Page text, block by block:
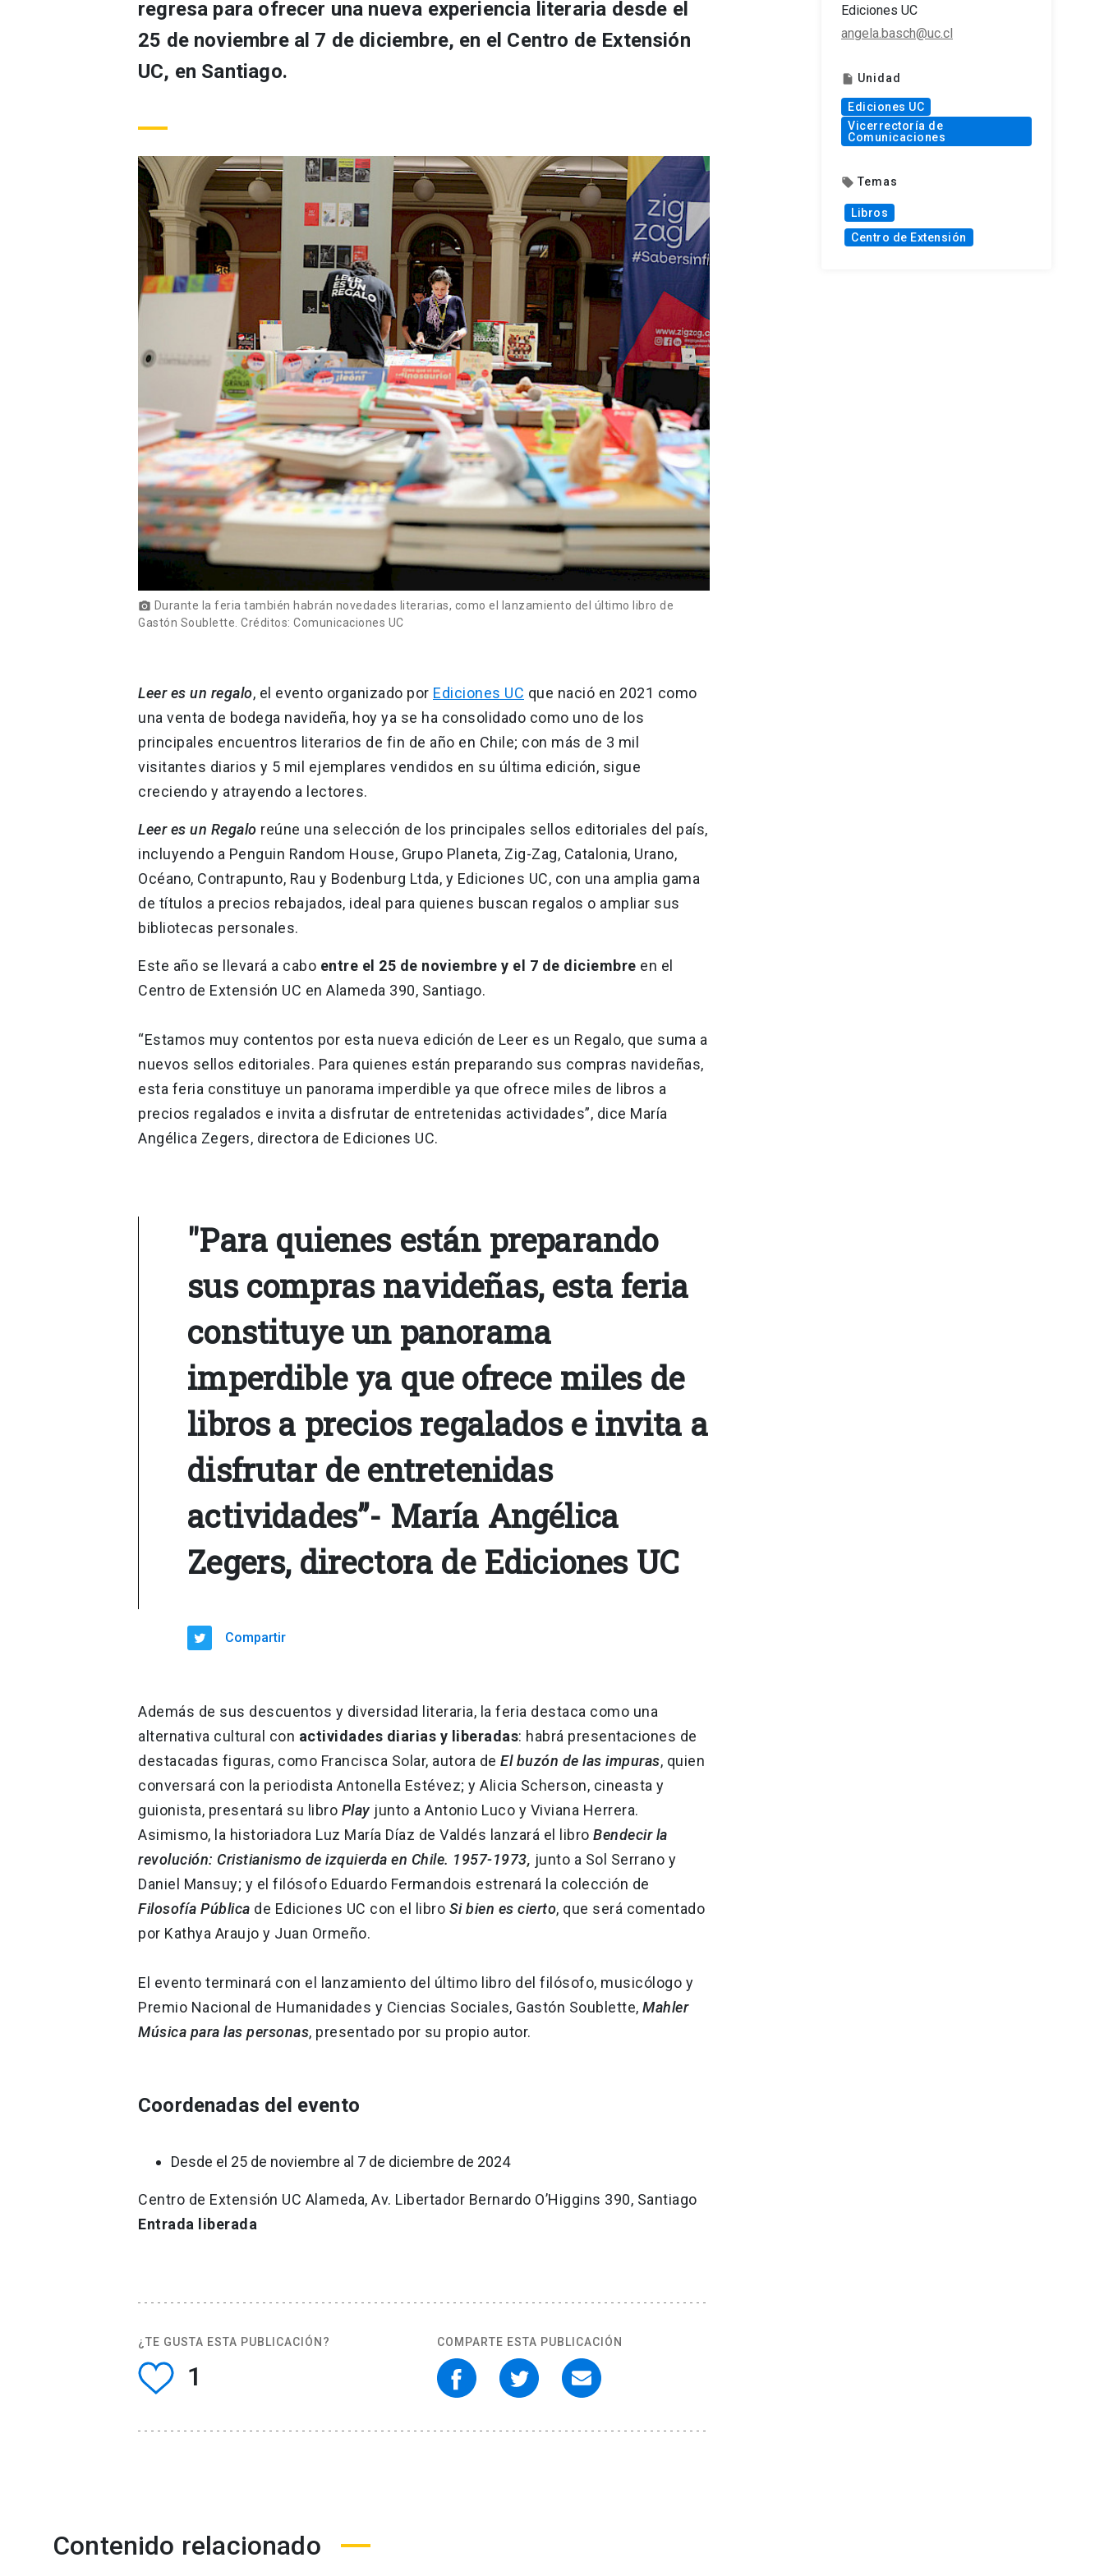
regresa para ofrecer una nueva experiencia literaria desde el
25 de noviembre al 7 de diciembre, en el Centro de Extensión
UC, en Santiago.
photo_camera Durante la feria también habrán novedades literarias, como el lanzamiento del último libro de
Gastón Soublette. Créditos: Comunicaciones UC
Leer es un regalo, el evento organizado por Ediciones UC que nació en 2021 como
una venta de bodega navideña, hoy ya se ha consolidado como uno de los
principales encuentros literarios de fin de año en Chile; con más de 3 mil
visitantes diarios y 5 mil ejemplares vendidos en su última edición, sigue
creciendo y atrayendo a lectores.
Leer es un Regalo reúne una selección de los principales sellos editoriales del país,
incluyendo a Penguin Random House, Grupo Planeta, Zig-Zag, Catalonia, Urano,
Océano, Contrapunto, Rau y Bodenburg Ltda, y Ediciones UC, con una amplia gama
de títulos a precios rebajados, ideal para quienes buscan regalos o ampliar sus
bibliotecas personales.
Este año se llevará a cabo entre el 25 de noviembre y el 7 de diciembre en el
Centro de Extensión UC en Alameda 390, Santiago.
“Estamos muy contentos por esta nueva edición de Leer es un Regalo, que suma a
nuevos sellos editoriales. Para quienes están preparando sus compras navideñas,
esta feria constituye un panorama imperdible ya que ofrece miles de libros a
precios regalados e invita a disfrutar de entretenidas actividades”, dice María
Angélica Zegers, directora de Ediciones UC.
"Para quienes están preparando
sus compras navideñas, esta feria
constituye un panorama
imperdible ya que ofrece miles de
libros a precios regalados e invita a
disfrutar de entretenidas
actividades”- María Angélica
Zegers, directora de Ediciones UC
Compartir
Además de sus descuentos y diversidad literaria, la feria destaca como una
alternativa cultural con actividades diarias y liberadas: habrá presentaciones de
destacadas figuras, como Francisca Solar, autora de El buzón de las impuras, quien
conversará con la periodista Antonella Estévez; y Alicia Scherson, cineasta y
guionista, presentará su libro Play junto a Antonio Luco y Viviana Herrera.
Asimismo, la historiadora Luz María Díaz de Valdés lanzará el libro Bendecir la
revolución: Cristianismo de izquierda en Chile. 1957-1973, junto a Sol Serrano y
Daniel Mansuy; y el filósofo Eduardo Fermandois estrenará la colección de
Filosofía Pública de Ediciones UC con el libro Si bien es cierto, que será comentado
por Kathya Araujo y Juan Ormeño.
El evento terminará con el lanzamiento del último libro del filósofo, musicólogo y
Premio Nacional de Humanidades y Ciencias Sociales, Gastón Soublette, Mahler
Música para las personas, presentado por su propio autor.
Coordenadas del evento
Desde el 25 de noviembre al 7 de diciembre de 2024
Centro de Extensión UC Alameda, Av. Libertador Bernardo O’Higgins 390, Santiago
Entrada liberada
¿TE GUSTA ESTA PUBLICACIÓN?
1
COMPARTE ESTA PUBLICACIÓN
Ediciones UC
angela.basch@uc.cl
insert_drive_file Unidad
Ediciones UC
Vicerrectoría de
Comunicaciones
local_offer Temas
Libros
Centro de Extensión
Contenido relacionado